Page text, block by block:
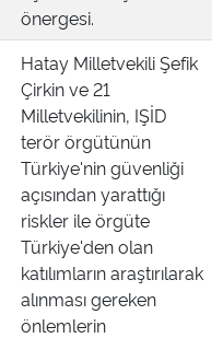
önergesi.
Hatay Milletvekili Şefik
Çirkin ve 21
Milletvekilinin, IŞİD
terör örgütünün
Türkiye'nin güvenliği
açısından yarattığı
riskler ile örgüte
Türkiye'den olan
katılımların araştırılarak
alınması gereken
önlemlerin